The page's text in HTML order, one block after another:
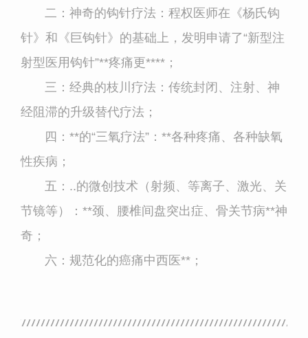
二：神奇的钩针疗法：程权医师在《杨氏钩
针》和《巨钩针》的基础上，发明申请了“新型注
射型医用钩针”**疼痛更****；
三：经典的枝川疗法：传统封闭、注射、神
经阻滞的升级替代疗法；
四：**的“三氧疗法” ：**各种疼痛、各种缺氧
性疾病；
五：..的微创技术（射频、等离子、激光、关
节镜等）：**颈、腰椎间盘突出症、骨关节病**神
奇；
六：规范化的癌痛中西医**；